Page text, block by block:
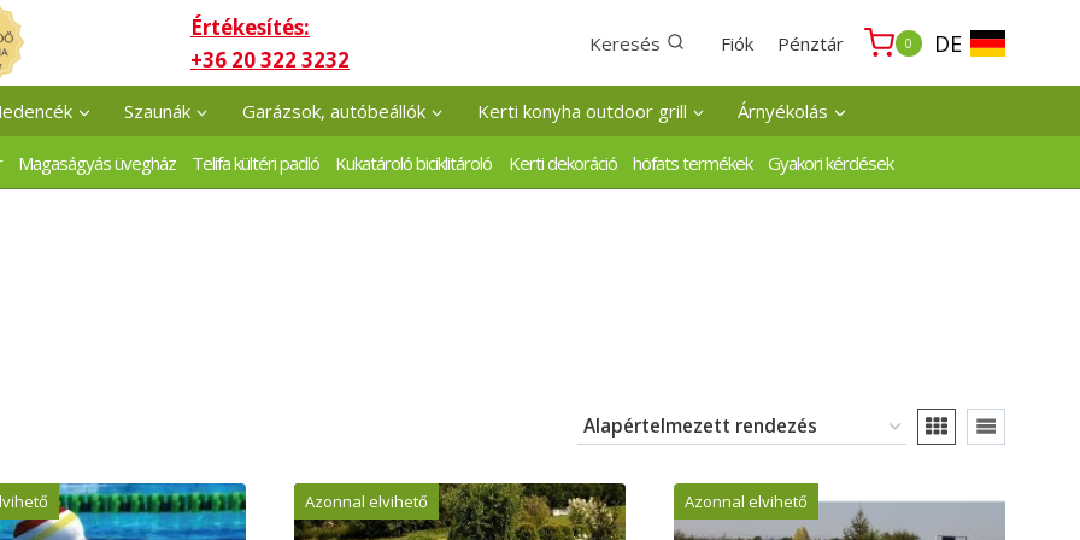
Értékesítés:
+36 20 322 3232
Keresés Fiók Pénztár 0 DE
Szaunák Garázsok, autóbeállók Kerti konyha outdoor grill Árnyékolás
Magaságyás üvegház Telifa kültéri padló Kukatároló biciklitároló Kerti dekoráció höfats termékek Gyakori kérdések
Azonnal elvihető Azonnal elvihető